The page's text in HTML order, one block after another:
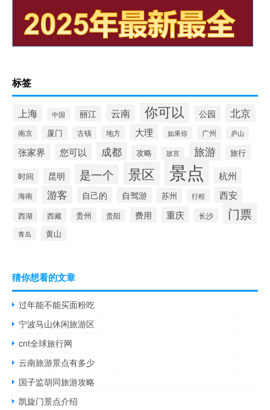
标签
上海 中国 丽江 云南 你可以 公园 北京
南京 厦门 古镇 地方 大理 如果你 广州 庐山
张家界 您可以 成都 攻略 故宫 旅游 旅行
时间 昆明 是一个 景区 景点 杭州
海南 游客 自己的 自驾游 苏州 行程 西安
西湖 西藏 贵州 贵阳 费用 重庆 长沙 门票
青岛 黄山
猜你想看的文章
过年能不能买面粉吃
宁波马山休闲旅游区
cnt全球旅行网
云南旅游景点有多少
国子监胡同旅游攻略
凯旋门景点介绍